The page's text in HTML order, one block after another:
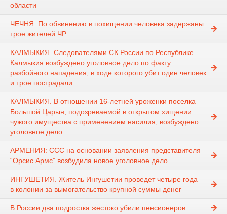
области
ЧЕЧНЯ. По обвинению в похищении человека задержаны
трое жителей ЧР
КАЛМЫКИЯ. Следователями СК России по Республике
Калмыкия возбуждено уголовное дело по факту
разбойного нападения, в ходе которого убит один человек
и трое пострадали.
КАЛМЫКИЯ. В отношении 16-летней уроженки поселка
Большой Царын, подозреваемой в открытом хищении
чужого имущества с применением насилия, возбуждено
уголовное дело
АРМЕНИЯ: ССС на основании заявления представителя
“Орсис Армс” возбудила новое уголовное дело
ИНГУШЕТИЯ. Житель Ингушетии проведет четыре года
в колонии за вымогательство крупной суммы денег
В России два подростка жестоко убили пенсионеров